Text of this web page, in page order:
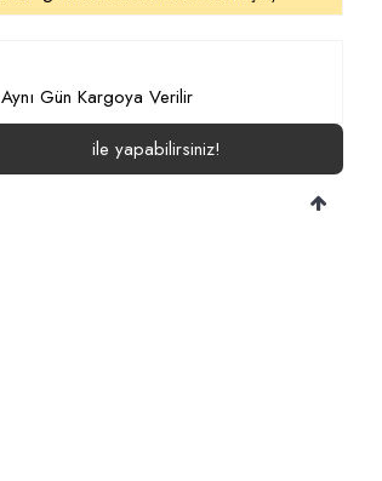
Gün Kargoya Verilir
ile yapabilirsiniz!